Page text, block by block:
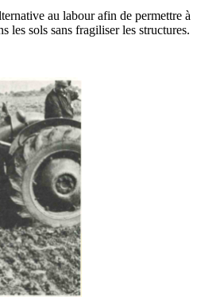
au labour afin de permettre à
les sols sans fragiliser les structures.